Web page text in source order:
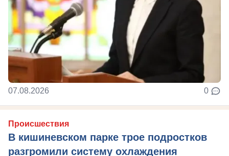
07.08.2026 0
Происшествия
В кишиневском парке трое подростков
разгромили систему охлаждения